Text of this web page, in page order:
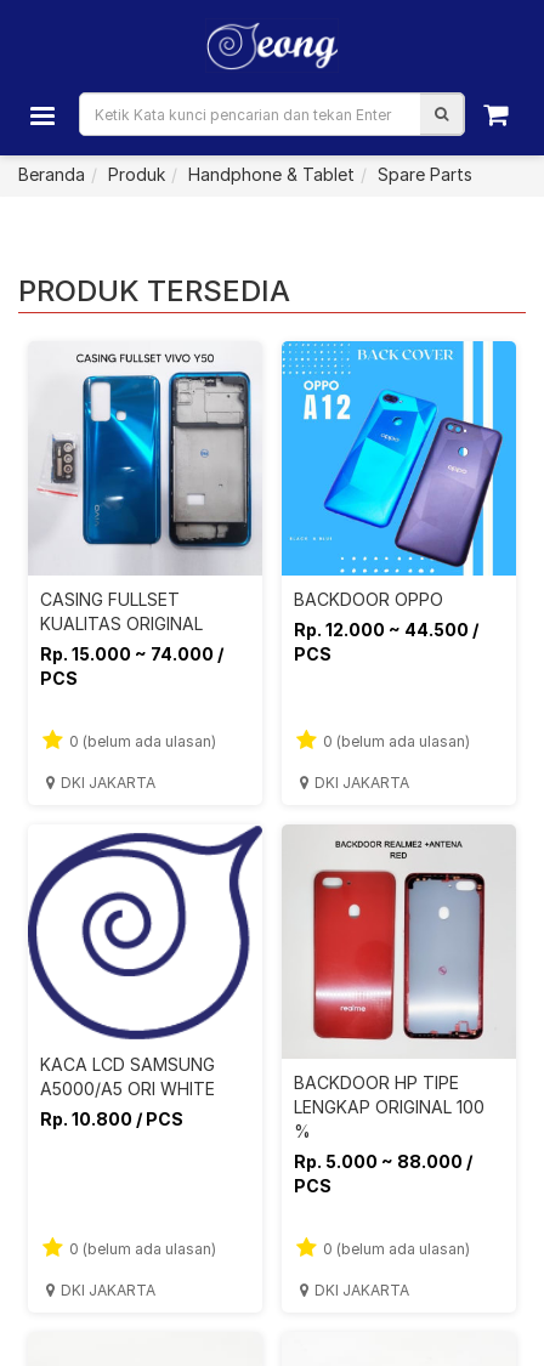
Beranda Produk Handphone & Tablet Spare Parts
PRODUK TERSEDIA
CASING FULLSET
KUALITAS ORIGINAL
Rp. 15.000 ~ 74.000 /
PCS
0 (belum ada ulasan)
DKI JAKARTA
BACKDOOR OPPO
Rp. 12.000 ~ 44.500 /
PCS
0 (belum ada ulasan)
DKI JAKARTA
KACA LCD SAMSUNG
A5000/A5 ORI WHITE
Rp. 10.800 / PCS
0 (belum ada ulasan)
DKI JAKARTA
BACKDOOR HP TIPE
LENGKAP ORIGINAL 100
%
Rp. 5.000 ~ 88.000 /
PCS
0 (belum ada ulasan)
DKI JAKARTA